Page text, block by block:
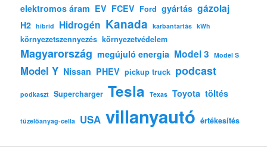
elektromos áram EV FCEV Ford gyártás gázolaj
H2 hibrid Hidrogén Kanada karbantartás kWh
környezetszennyezés környezetvédelem
Magyarország megújuló energia Model 3 Model S
Model Y Nissan PHEV pickup truck podcast
podkaszt Supercharger Tesla Texas Toyota töltés
tüzelőanyag-cella USA villanyautó értékesítés